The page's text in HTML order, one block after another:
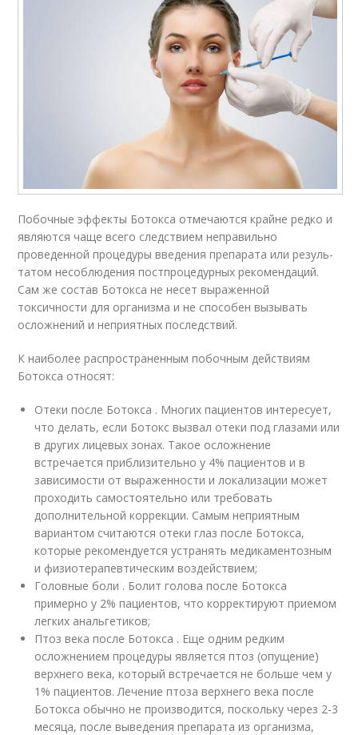
Побочные эффекты Ботокса отме­ча­ются крайне редко и
являются чаще всего следствием непра­виль­но
проведенной процедуры введения препарата или ре­зуль­
та­том несоблюдения пост­про­це­дур­ных рекомендаций.
Сам же состав Ботокса не несет выраженной
токсичности для организма и не способен вызывать
осложнений и неприятных последствий.
К наиболее распространенным побочным действиям
Ботокса относят:
Отеки после Ботокса . Многих пациентов интересует,
что делать, если Ботокс вызвал отеки под глазами или
в других лицевых зонах. Такое осложнение
встречается приблизительно у 4% пациентов и в
зависимости от выраженности и локализации может
проходить самостоятельно или требовать
дополнительной коррекции. Самым неприятным
вариантом считаются отеки глаз после Ботокса,
которые рекомендуется устранять медикаментозным
и физиотерапевтическим воздействием;
Головные боли . Болит голова после Ботокса
примерно у 2% пациентов, что корректируют приемом
легких анальгетиков;
Птоз века после Ботокса . Еще одним редким
осложнением процедуры является птоз (опущение)
верхнего века, который встречается не больше чем у
1% пациентов. Лечение птоза верхнего века после
Ботокса обычно не производится, поскольку через 2-3
месяца, после выведения препарата из организма,